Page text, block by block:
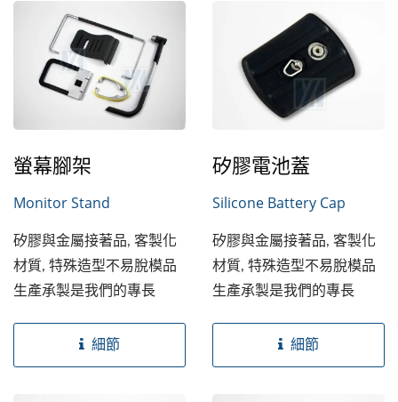
螢幕腳架
Monitor Stand
矽膠與金屬接著品, 客製化
材質, 特殊造型不易脫模品
生產承製是我們的專長
細節
矽膠電池蓋
Silicone Battery Cap
矽膠與金屬接著品, 客製化
材質, 特殊造型不易脫模品
生產承製是我們的專長
細節